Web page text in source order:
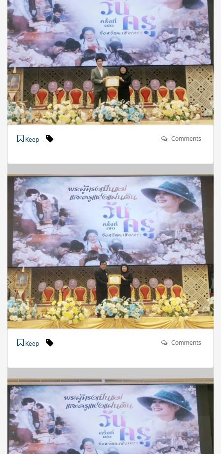
Keep Comments
Keep Comments